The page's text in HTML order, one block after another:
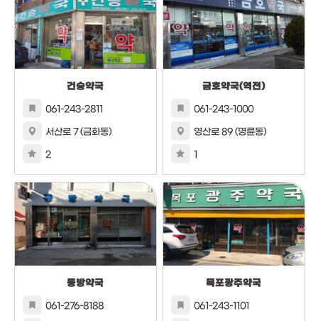
건승약국
061-243-2811
서산로 7 (금화동)
2
금호약국(역전)
061-243-1000
영산로 89 (명륜동)
1
동방약국
061-276-8188
목포광주약국
061-243-1101